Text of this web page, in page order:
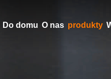
Do domu O nas produkty